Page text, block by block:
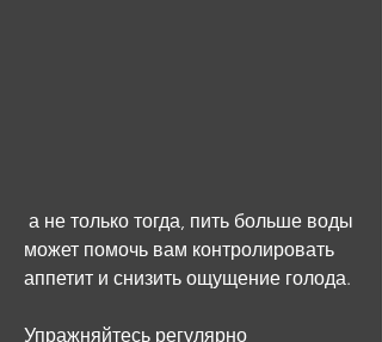
может помочь вам контролировать
аппетит и снизить ощущение голода.
Упражняйтесь регулярно